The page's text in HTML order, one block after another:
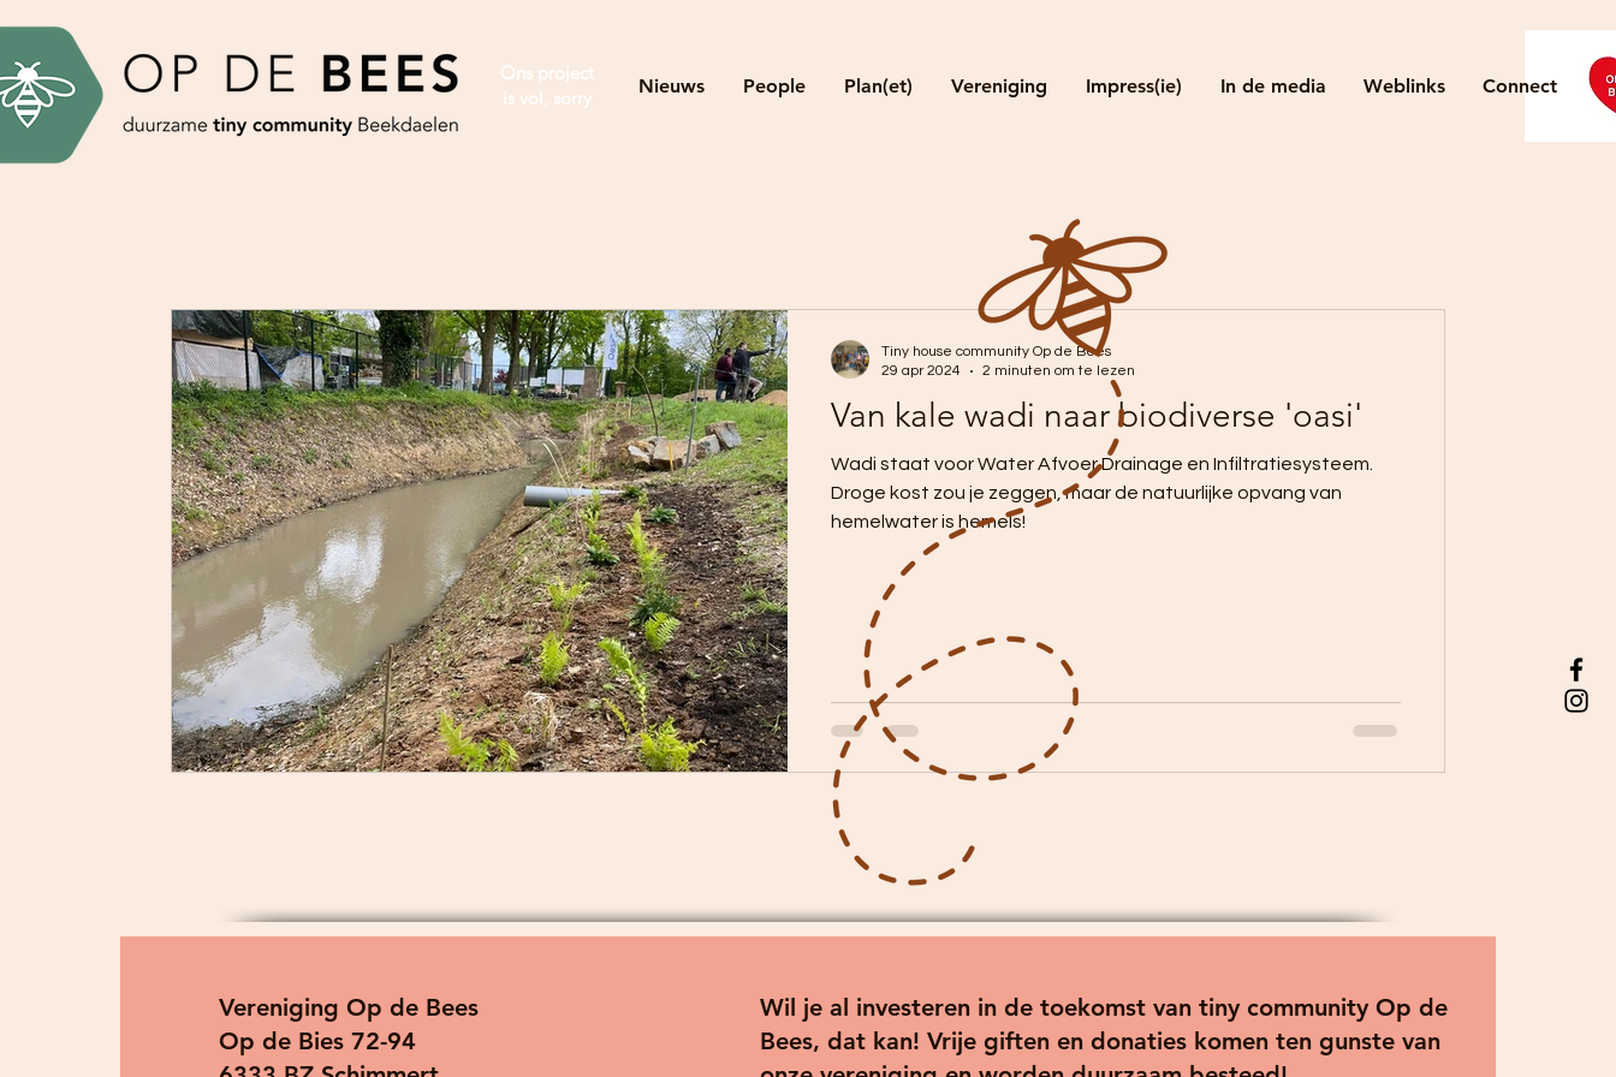
Ons project
is vol, sorry
Nieuws People Plan(et) Vereniging Impress(ie) In de media Weblinks Connect
Van kale wadi naar biodiverse 'oasi'
Wadi staat voor Water Afvoer Drainage en Infiltratiesysteem.
Droge kost zou je zeggen, maar de natuurlijke opvang van
hemelwater is hemels!
Tiny house community Op de Bees
29 apr 2024
2 minuten om te lezen
Vereniging Op de Bees
Op de Bies 72-94
Wil je al investeren in de toekomst van tiny community Op de
Bees, dat kan! Vrije giften en donaties komen ten gunste van